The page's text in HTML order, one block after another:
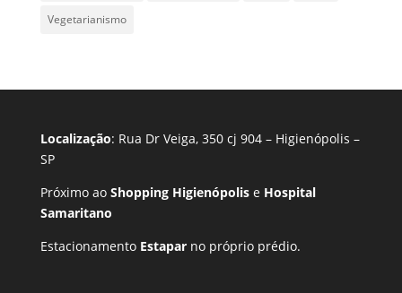
Vegetarianismo
Localização: Rua Dr Veiga, 350 cj 904 – Higienópolis –
SP
Próximo ao Shopping Higienópolise Hospital
Samaritano
Estacionamento Estaparno próprio prédio.